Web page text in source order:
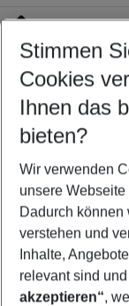
Location
Customize your
Find the perfect
Your
Any airport
Select your
09/08/26–
Who will travel
2 adults
Stimmen
Cookies
Ihnen das
bieten?
Wir verwenden
unsere
Dadurch können
verstehen und
Inhalte,
relevant sind
akzeptieren“,